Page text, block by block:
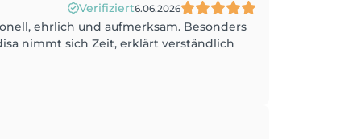
Verifiziert6.06.2026
ehrlich und aufmerksam. Besonders
nimmt sich Zeit, erklärt verständlich